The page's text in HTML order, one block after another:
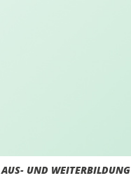
AUS- UND WEITERBILDUNG